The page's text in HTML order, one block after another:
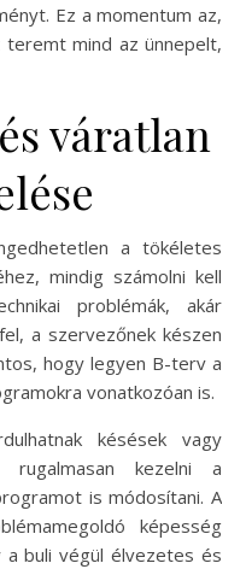
Ez a momentum az,
mind az ünnepelt,
váratlan
a tökéletes
mindig számolni kell
problémák, akár
a szervezőnek készen
hogy legyen B-terv a
vonatkozóan is.
késések vagy
rugalmasan kezelni a
is módosítani. A
képesség
a buli végül élvezetes és